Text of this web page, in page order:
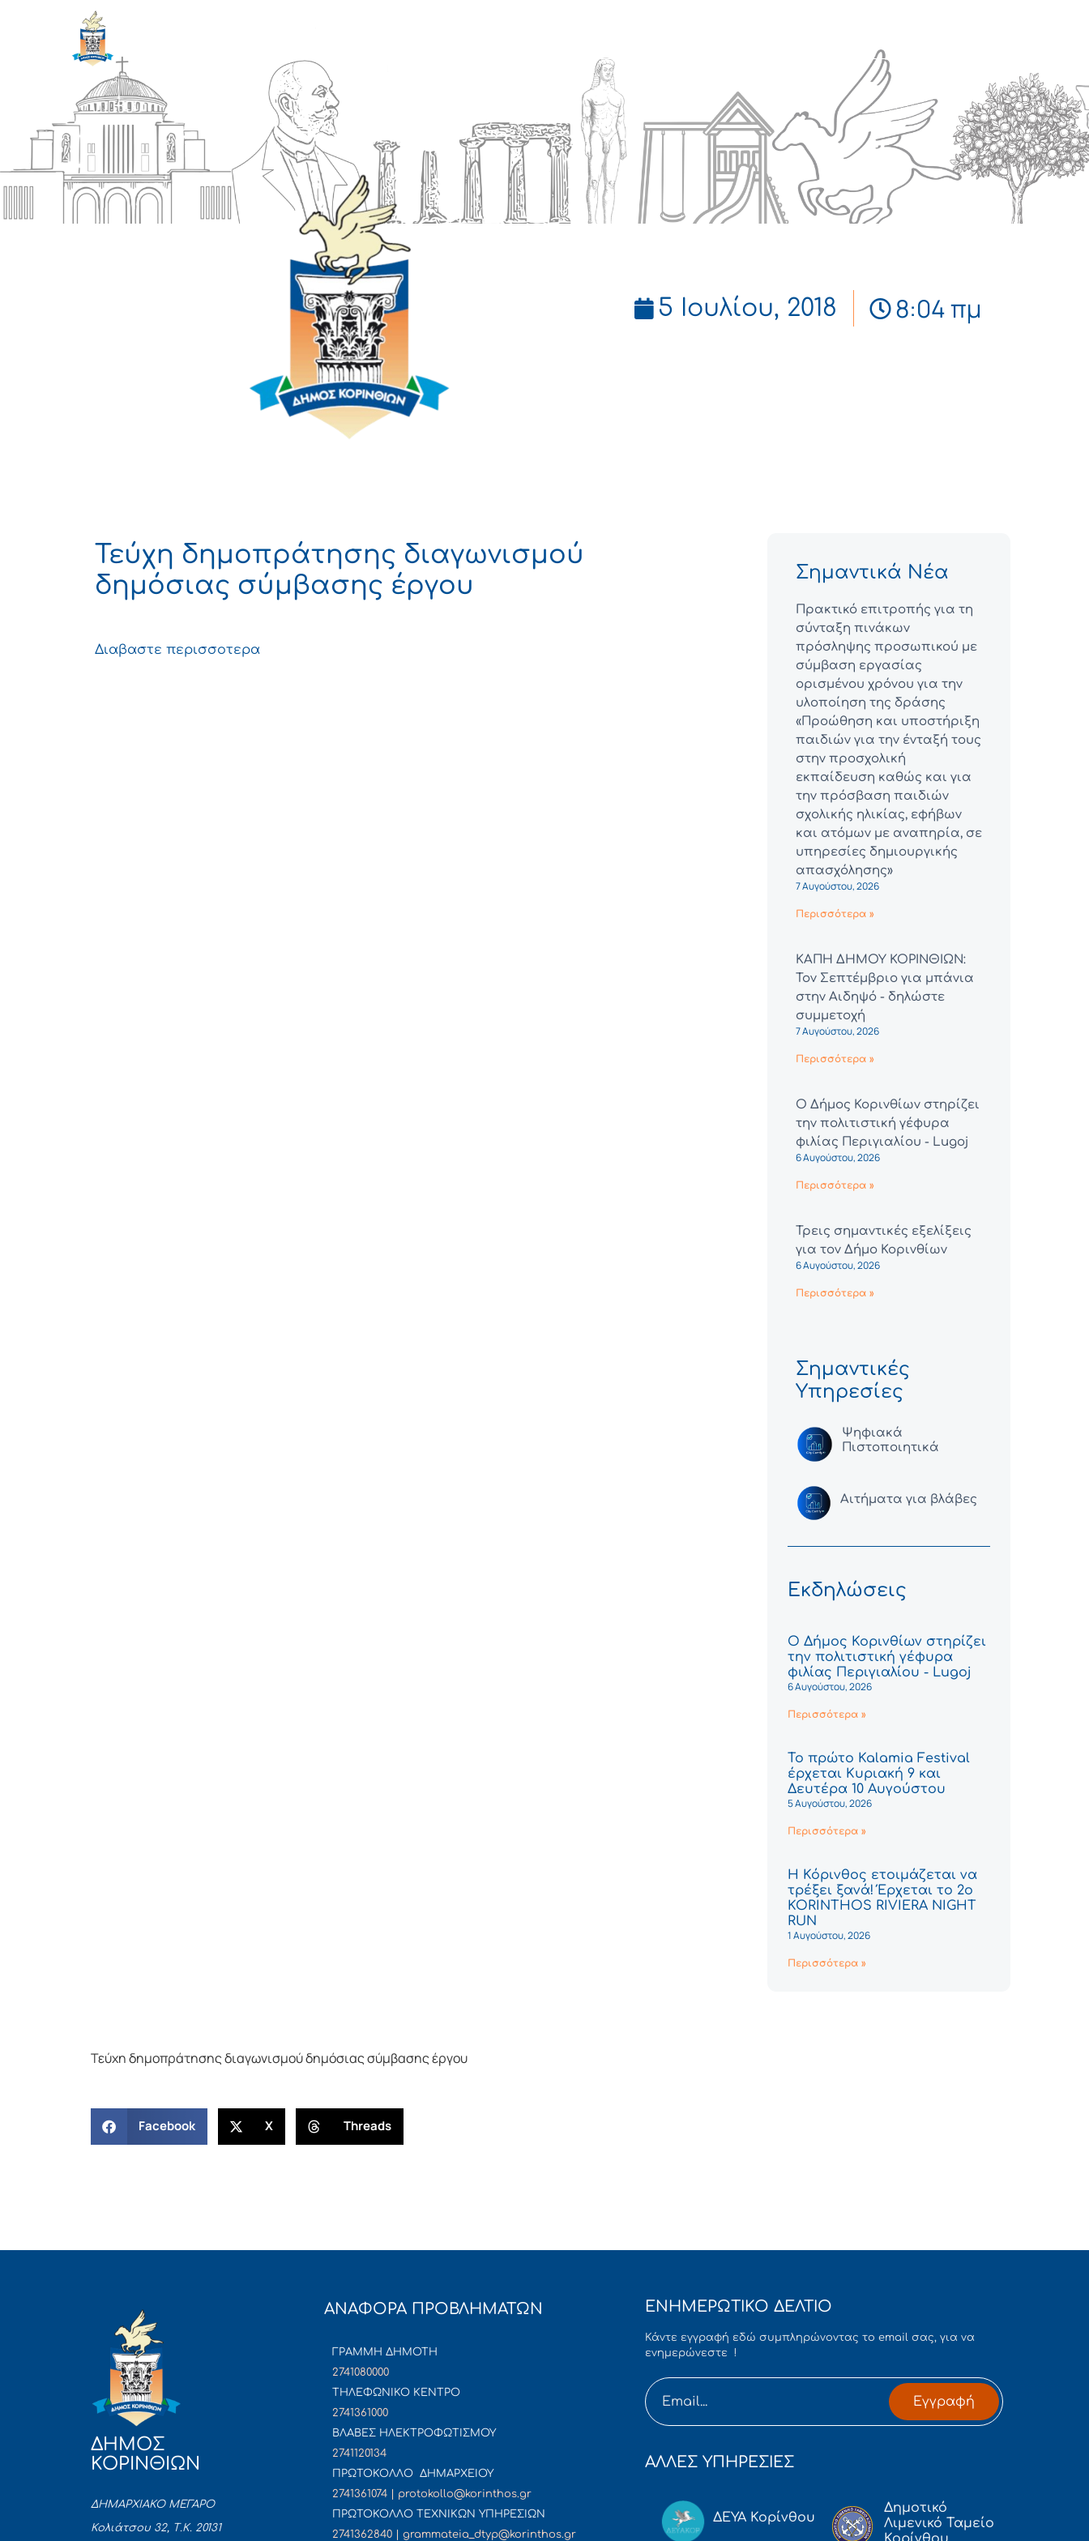
5 Ιουλίου, 2018 8:04 πμ
Τεύχη δημοπράτησης διαγωνισμού
δημόσιας σύμβασης έργου
Διαβαστε περισσοτερα
Σημαντικά Νέα
Πρακτικό επιτροπής για τη
σύνταξη πινάκων
πρόσληψης προσωπικού με
σύμβαση εργασίας
ορισμένου χρόνου για την
υλοποίηση της δράσης
«Προώθηση και υποστήριξη
παιδιών για την ένταξή τους
στην προσχολική
εκπαίδευση καθώς και για
την πρόσβαση παιδιών
σχολικής ηλικίας, εφήβων
και ατόμων με αναπηρία, σε
υπηρεσίες δημιουργικής
απασχόλησης»
7 Αυγούστου, 2026
Περισσότερα »
ΚΑΠΗ ΔΗΜΟΥ ΚΟΡΙΝΘΙΩΝ:
Τον Σεπτέμβριο για μπάνια
στην Αιδηψό - δηλώστε
συμμετοχή
7 Αυγούστου, 2026
Περισσότερα »
Ο Δήμος Κορινθίων στηρίζει
την πολιτιστική γέφυρα
φιλίας Περιγιαλίου - Lugoj
6 Αυγούστου, 2026
Περισσότερα »
Τρεις σημαντικές εξελίξεις
για τον Δήμο Κορινθίων
6 Αυγούστου, 2026
Περισσότερα »
Σημαντικές
Υπηρεσίες
Ψηφιακά
Πιστοποιητικά
Αιτήματα για βλάβες
Εκδηλώσεις
Ο Δήμος Κορινθίων στηρίζει
την πολιτιστική γέφυρα
φιλίας Περιγιαλίου - Lugoj
6 Αυγούστου, 2026
Περισσότερα »
Το πρώτο Kalamia Festival
έρχεται Κυριακή 9 και
Δευτέρα 10 Αυγούστου
5 Αυγούστου, 2026
Περισσότερα »
Η Κόρινθος ετοιμάζεται να
τρέξει ξανά! Έρχεται το 2ο
KORINTHOS RIVIERA NIGHT
RUN
1 Αυγούστου, 2026
Περισσότερα »
Τεύχη δημοπράτησης διαγωνισμού δημόσιας σύμβασης έργου
Facebook X Threads
ΔΗΜΟΣ
ΚΟΡΙΝΘΙΩΝ
ΔΗΜΑΡΧΙΑΚΟ ΜΕΓΑΡΟ
Κολιάτσου 32, Τ.Κ. 20131
ΑΝΑΦΟΡΑ ΠΡΟΒΛΗΜΑΤΩΝ
ΓΡΑΜΜΗ ΔΗΜΟΤΗ
2741080000
ΤΗΛΕΦΩΝΙΚΟ ΚΕΝΤΡΟ
2741361000
ΒΛΑΒΕΣ ΗΛΕΚΤΡΟΦΩΤΙΣΜΟΥ
2741120134
ΠΡΩΤΟΚΟΛΛΟ ΔΗΜΑΡΧΕΙΟΥ
2741361074 | protokollo@korinthos.gr
ΠΡΩΤΟΚΟΛΛΟ ΤΕΧΝΙΚΩΝ ΥΠΗΡΕΣΙΩΝ
2741362840 | grammateia_dtyp@korinthos.gr
ΕΝΗΜΕΡΩΤΙΚΟ ΔΕΛΤΙΟ
Κάντε εγγραφή εδώ συμπληρώνοντας το email σας, για να
ενημερώνεστε !
Εγγραφή
ΑΛΛΕΣ ΥΠΗΡΕΣΙΕΣ
ΔΕΥΑ Κορίνθου
Δημοτικό
Λιμενικό Ταμείο